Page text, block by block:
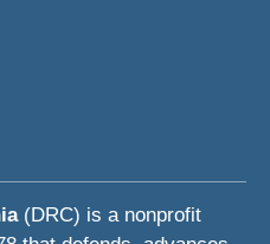
(DRC) is a nonprofit